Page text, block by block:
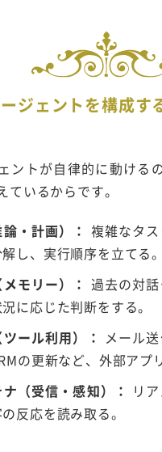
ジェントを構成す
ントが自律的に動ける
ているからです。
・計画）： 複雑なタ
し、実行順序を立てる。
モリー）： 過去の対
に応じた判断をする。
ール利用）： メール
の更新など、外部アプ
（受信・感知）：
リ
反応を読み取る。